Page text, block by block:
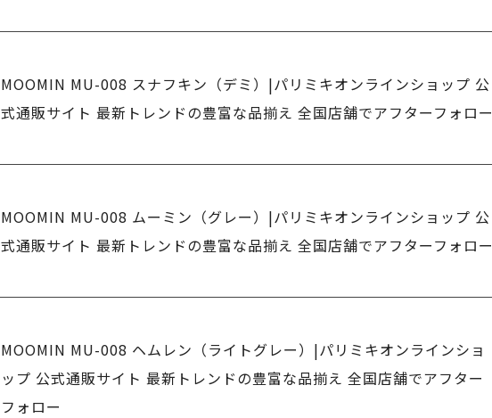
MOOMIN MU-008 スナフキン（デミ）|パリミキオンラインショップ 公
式通販サイト 最新トレンドの豊富な品揃え 全国店舗でアフターフォロー
MOOMIN MU-008 ムーミン（グレー）|パリミキオンラインショップ 公
式通販サイト 最新トレンドの豊富な品揃え 全国店舗でアフターフォロー
MOOMIN MU-008 ヘムレン（ライトグレー）|パリミキオンラインショ
ップ 公式通販サイト 最新トレンドの豊富な品揃え 全国店舗でアフター
フォロー